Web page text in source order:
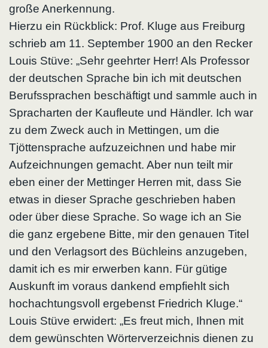
große Anerkennung.
Hierzu ein Rückblick: Prof. Kluge aus Freiburg
schrieb am 11. September 1900 an den Recker
Louis Stüve: „Sehr geehrter Herr! Als Professor
der deutschen Sprache bin ich mit deutschen
Berufssprachen beschäftigt und sammle auch in
Spracharten der Kaufleute und Händler. Ich war
zu dem Zweck auch in Mettingen, um die
Tjöttensprache aufzuzeichnen und habe mir
Aufzeichnungen gemacht. Aber nun teilt mir
eben einer der Mettinger Herren mit, dass Sie
etwas in dieser Sprache geschrieben haben
oder über diese Sprache. So wage ich an Sie
die ganz ergebene Bitte, mir den genauen Titel
und den Verlagsort des Büchleins anzugeben,
damit ich es mir erwerben kann. Für gütige
Auskunft im voraus dankend empfiehlt sich
hochachtungsvoll ergebenst Friedrich Kluge.“
Louis Stüve erwidert: „Es freut mich, Ihnen mit
dem gewünschten Wörterverzeichnis dienen zu